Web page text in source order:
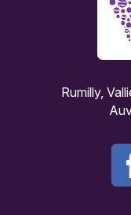
Rumilly,